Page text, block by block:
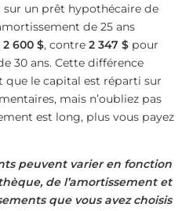
sur un prêt hypothécaire de
de 25 ans
2 600 $, contre 2 347 $ pour
30 ans. Cette différence
que le capital est réparti sur
mais n’oubliez pas
est long, plus vous payez
peuvent varier en fonction
de l’amortissement et
que vous avez choisis